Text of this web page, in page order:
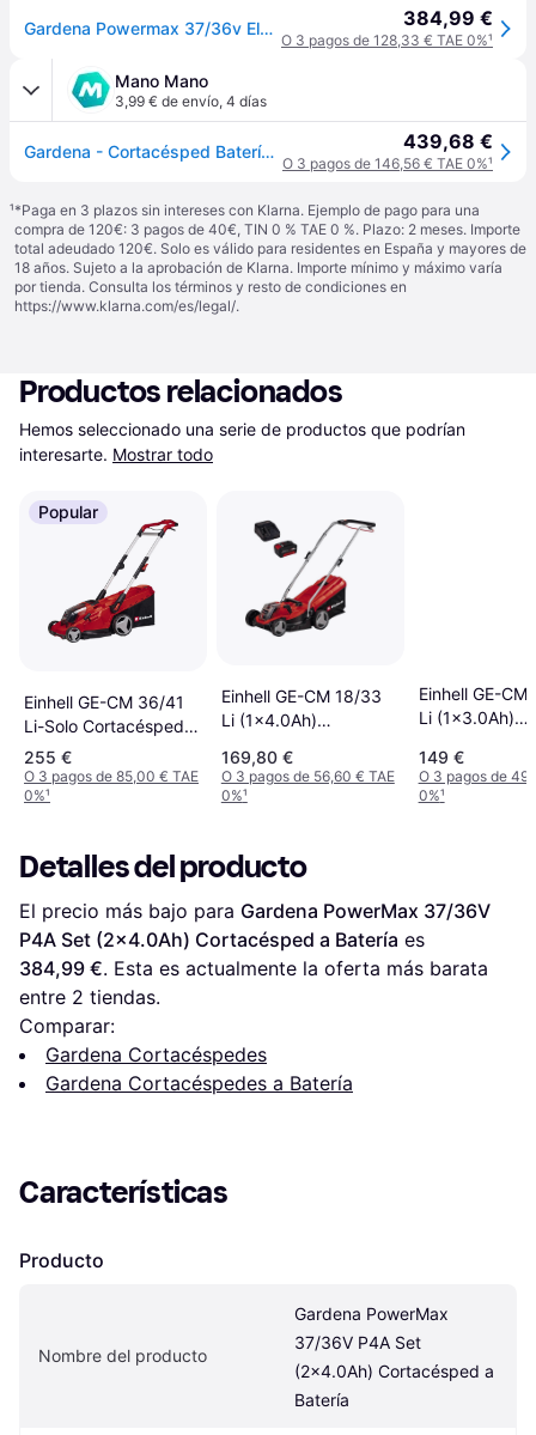
Gardena Powermax 37/36v Electric Lawn Mower Negro One Size / EU Plug 220V 384,99 €
O 3 pagos de 128,33 € TAE 0%¹
Mano Mano
3,99 € de envío, 4 días
Gardena - Cortacésped Batería Powermax Ancho De Corte 37 Cm, 36v Power For All Cargador Y Batería Incluidos, Jardines Hasta 350 M², Capacidad 45 L, Altura De Corte Ajustable, Motor Powerplus (14638-20) 439,68 €
O 3 pagos de 146,56 € TAE 0%¹
¹*Paga en 3 plazos sin intereses con Klarna. Ejemplo de pago para una
compra de 120€: 3 pagos de 40€, TIN 0 % TAE 0 %. Plazo: 2 meses. Importe
total adeudado 120€. Solo es válido para residentes en España y mayores de
18 años. Sujeto a la aprobación de Klarna. Importe mínimo y máximo varía
por tienda. Consulta los términos y resto de condiciones en
https://www.klarna.com/es/legal/.
Productos relacionados
Hemos seleccionado una serie de productos que podrían
interesarte. Mostrar todo
Popular
Einhell GE-CM 36/41
Li-Solo Cortacésped a
Batería
255 €
O 3 pagos de 85,00 € TAE
0%¹
Einhell GE-CM 18/33
Li (1x4.0Ah)
169,80 €
O 3 pagos de 56,60 € TAE
0%¹
Einhell GE-CM
Li (1x3.0Ah)
149 €
O 3 pagos de
0%¹
Detalles del producto
El precio más bajo para Gardena PowerMax 37/36V
P4A Set (2x4.0Ah) Cortacésped a Batería
384,99 €. Esta es actualmente la oferta más barata
entre 2 tiendas.
Comparar:
Gardena Cortacéspedes
Gardena Cortacéspedes a Batería
Características
Producto
Nombre del producto
Gardena PowerMax
37/36V P4A Set
(2x4.0Ah) Cortacésped a
Batería